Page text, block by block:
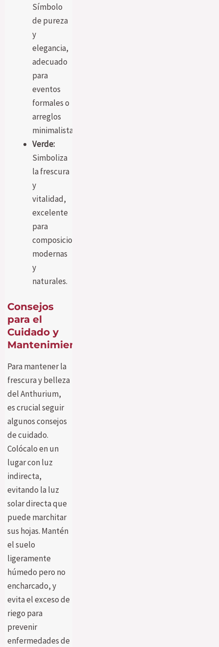
Símbolo
de pureza
y
elegancia,
adecuado
para
eventos
formales o
arreglos
minimalistas.
Verde:
Simboliza
la frescura
y
vitalidad,
excelente
para
composiciones
modernas
y
naturales.
Consejos
para el
Cuidado y
Mantenimiento
Para mantener la
frescura y belleza
del Anthurium,
es crucial seguir
algunos consejos
de cuidado.
Colócalo en un
lugar con luz
indirecta,
evitando la luz
solar directa que
puede marchitar
sus hojas. Mantén
el suelo
ligeramente
húmedo pero no
encharcado, y
evita el exceso de
riego para
prevenir
enfermedades de